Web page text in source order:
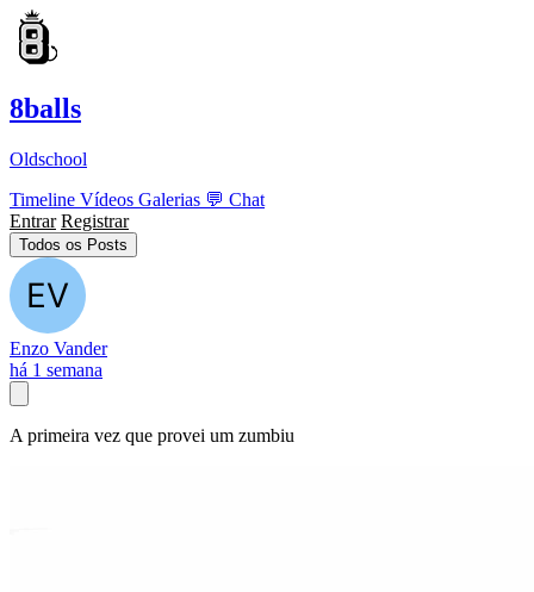
8balls
Oldschool
Timeline Vídeos Galerias 💬 Chat
Entrar Registrar
Todos os Posts
Enzo Vander
há 1 semana
A primeira vez que provei um zumbiu